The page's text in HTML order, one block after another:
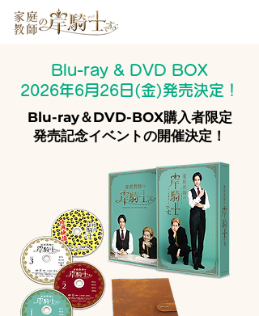
Blu-ray & DVD BOX
2026年6月26日(金)発売決定！
Blu-ray＆DVD-BOX購入者限定
発売記念イベントの開催決定！